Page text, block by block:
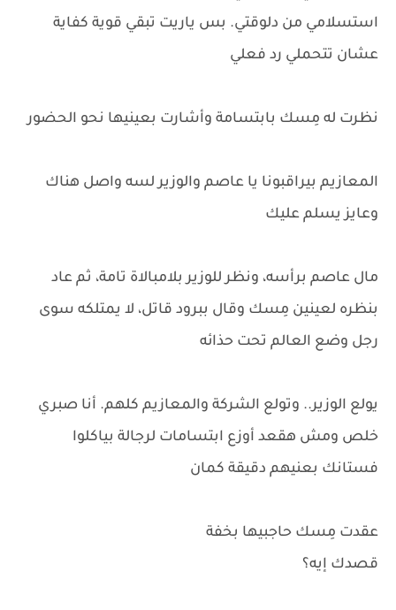
استسلامي من دلوقتي. بس ياريت تبقي قوية كفاية
عشان تتحملي رد فعلي
نظرت له مِسك بابتسامة وأشارت بعينيها نحو الحضور
المعازيم بيراقبونا يا عاصم والوزير لسه واصل هناك
وعايز يسلم عليك
مال عاصم برأسه، ونظر للوزير بلامبالاة تامة، ثم عاد
بنظره لعينين مِسك وقال ببرود قاتل، لا يمتلكه سوى
رجل وضع العالم تحت حذائه
يولع الوزير.. وتولع الشركة والمعازيم كلهم. أنا صبري
خلص ومش هقعد أوزع ابتسامات لرجالة بياكلوا
فستانك بعنيهم دقيقة كمان
عقدت مِسك حاجبيها بخفة
قصدك إيه؟